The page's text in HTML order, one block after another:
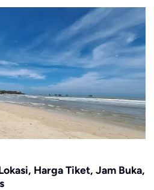
Harga Tiket, Jam Buka,